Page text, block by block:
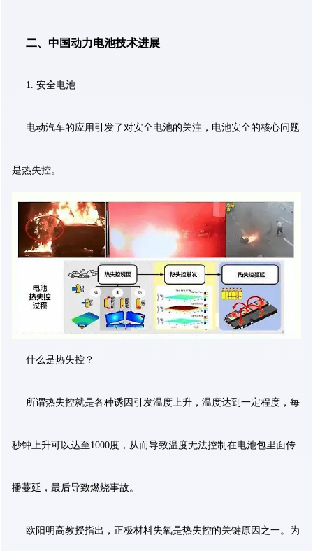
二、中国动力电池技术进展
1. 安全电池
电动汽车的应用引发了对安全电池的关注，电池安全的核心问题
是热失控。
什么是热失控？
所谓热失控就是各种诱因引发温度上升，温度达到一定程度，每
秒钟上升可以达至1000度，从而导致温度无法控制在电池包里面传
播蔓延，最后导致燃烧事故。
欧阳明高教授指出，正极材料失氧是热失控的关键原因之一。为